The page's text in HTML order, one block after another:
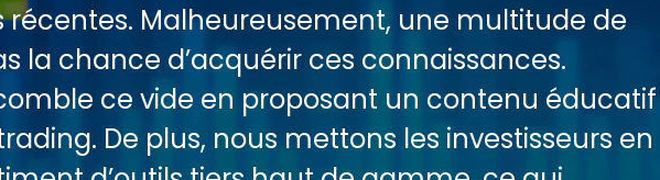
récentes. Malheureusement, une multitude de
la chance d’acquérir ces connaissances.
ce vide en proposant un contenu éducatif
De plus, nous mettons les investisseurs en